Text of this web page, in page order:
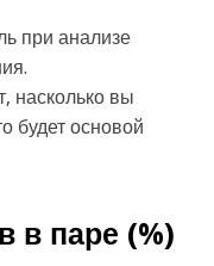
при анализе
насколько вы
будет основой
в паре (%)